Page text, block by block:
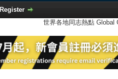
Register
世界各地同志熱點